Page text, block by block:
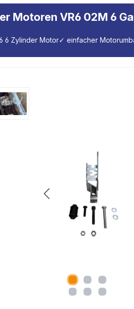
Motoren VR6 02M 6
6 Zylinder Motor✓ einfacher